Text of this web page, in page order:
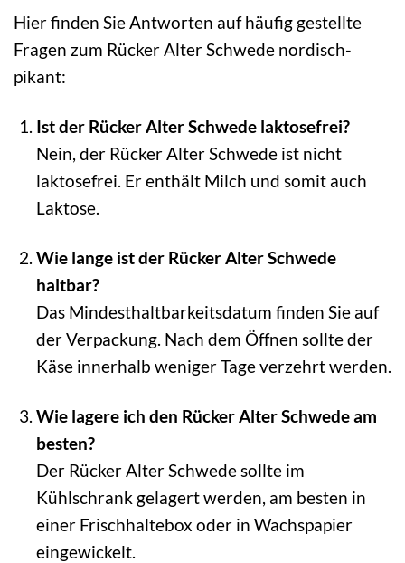
Hier finden Sie Antworten auf häufig gestellte
Fragen zum Rücker Alter Schwede nordisch-
pikant:
Ist der Rücker Alter Schwede laktosefrei?
Nein, der Rücker Alter Schwede ist nicht
laktosefrei. Er enthält Milch und somit auch
Laktose.
Wie lange ist der Rücker Alter Schwede
haltbar?
Das Mindesthaltbarkeitsdatum finden Sie auf
der Verpackung. Nach dem Öffnen sollte der
Käse innerhalb weniger Tage verzehrt werden.
Wie lagere ich den Rücker Alter Schwede am
besten?
Der Rücker Alter Schwede sollte im
Kühlschrank gelagert werden, am besten in
einer Frischhaltebox oder in Wachspapier
eingewickelt.